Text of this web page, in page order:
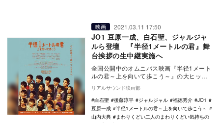
映画 2021.03.11 17:50
JO1 豆原一成、白石聖、ジャルジャ
ルら登壇 『半径1メートルの君』舞
台挨拶の生中継実施へ
全国公開中のオムニバス映画『半径1メート
ルの君～上を向いて歩こう～』の大ヒット
御礼舞台挨拶が、全国の劇場で生中継で実
施されること…
リアルサウンド映画部
白石聖
後藤淳平 ジャルジャル 福徳秀介
JO1
豆原一成
半径1メートルの君～上を向いて歩こう～
山内大典
まわりくどい二人のまわりくどい気持ちの